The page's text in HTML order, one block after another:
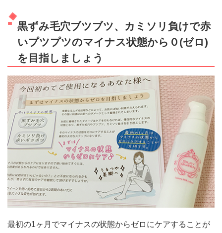
黒ずみ毛穴ブツブツ、カミソリ負けで赤
いプツプツのマイナス状態から０(ゼロ)
を目指しましょう
最初の1ヶ月でマイナスの状態からゼロにケアすることが